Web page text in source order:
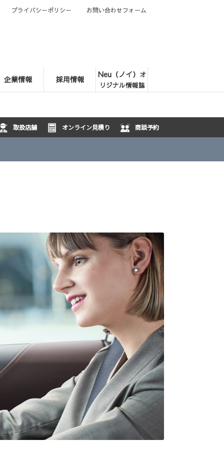
企業情報 採用情報 Neu（ノイ） オ
リジナル情報誌
プライバシーポリシー お問い合わせフォーム
取扱店舗 オンライン見積り 商談予約